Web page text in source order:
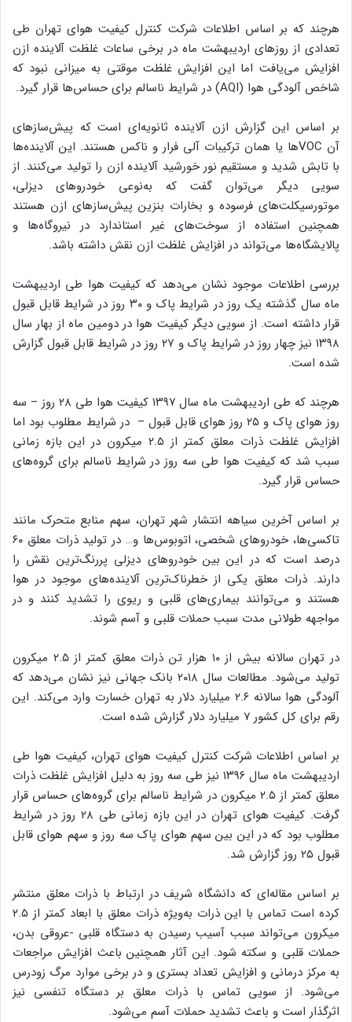
هرچند که بر اساس اطلاعات شرکت کنترل کیفیت هوای تهران طی
تعدادی از روزهای اردیبهشت ماه در برخی ساعات غلظت آلاینده ازن
افزایش می‌یافت اما این افزایش غلظت موقتی به میزانی نبود که
شاخص آلودگی هوا (AQI) در شرایط ناسالم برای حساس‌ها قرار گیرد.
بر اساس این گزارش ازن آلاینده ثانویه‌ای است که پیش‌سازهای
آن VOC‌ها یا همان ترکیبات آلی فرار و ناکس هستند. این آلاینده‌ها
با تابش شدید و مستقیم نور خورشید آلاینده ازن را تولید می‌کنند. از
سویی دیگر می‌توان گفت که به‌نوعی خودروهای دیزلی،
موتورسیکلت‌های فرسوده و بخارات بنزین پیش‌سازهای ازن هستند
همچنین استفاده از سوخت‌های غیر استاندارد در نیروگاه‌ها و
پالایشگاه‌ها می‌تواند در افزایش غلظت ازن نقش داشته باشد.
بررسی اطلاعات موجود نشان می‌دهد که کیفیت هوا طی اردیبهشت
ماه سال گذشته یک روز در شرایط پاک و ۳۰ روز در شرایط قابل قبول
قرار داشته است. از سویی دیگر کیفیت هوا در دومین ماه از بهار سال
۱۳۹۸ نیز چهار روز در شرایط پاک و ۲۷ روز در شرایط قابل قبول گزارش
شده است.
هرچند که طی اردیبهشت ماه سال ۱۳۹۷ کیفیت هوا طی ۲۸ روز – سه
روز هوای پاک و ۲۵ روز هوای قابل قبول – در شرایط مطلوب بود اما
افزایش غلظت ذرات معلق کمتر از ۲.۵ میکرون در این بازه زمانی
سبب شد که کیفیت هوا طی سه روز در شرایط ناسالم برای گروه‌های
حساس قرار گیرد.
بر اساس آخرین سیاهه انتشار شهر تهران، سهم منابع متحرک مانند
تاکسی‌ها، خودروهای شخصی، اتوبوس‌ها و… در تولید ذرات معلق ۶۰
درصد است که در این بین خودروهای دیزلی پررنگ‌ترین نقش را
دارند. ذرات معلق یکی از خطرناک‌ترین آلاینده‌های موجود در هوا
هستند و می‌توانند بیماری‌های قلبی و ریوی را تشدید کنند و در
مواجهه طولانی مدت سبب حملات قلبی و آسم شوند.
در تهران سالانه بیش از ۱۰ هزار تن ذرات معلق کمتر از ۲.۵ میکرون
تولید می‌شود. مطالعات سال ۲۰۱۸ بانک جهانی نیز نشان می‌دهد که
آلودگی هوا سالانه ۲.۶ میلیارد دلار به تهران خسارت وارد می‌کند. این
رقم برای کل کشور ۷ میلیارد دلار گزارش شده است.
بر اساس اطلاعات شرکت کنترل کیفیت هوای تهران، کیفیت هوا طی
اردیبهشت ماه سال ۱۳۹۶ نیز طی سه روز به‌ دلیل افزایش غلظت ذرات
معلق کمتر از ۲.۵ میکرون در شرایط ناسالم برای گروه‌های‌ حساس قرار
گرفت. کیفیت هوای تهران در این‌ بازه زمانی طی ۲۸ روز در شرایط
مطلوب بود که در این بین سهم هوای پاک سه روز و سهم هوای قابل
قبول ۲۵ روز گزارش شد.
بر اساس مقاله‌ای که دانشگاه شریف در ارتباط با ذرات معلق منتشر
کرده است تماس با این ذرات به‌ویژه ذرات معلق با ابعاد کمتر از ۲.۵
میکرون می‌تواند سبب آسیب رسیدن به دستگاه قلبی -عروقی بدن،
حملات قلبی و سکته شود. این آثار همچنین باعث افزایش مراجعات
به مرکز درمانی و افزایش تعداد بستری و در برخی موارد مرگ زودرس
می‌شود. از سویی تماس با ذرات معلق بر دستگاه تنفسی نیز
اثرگذار است و باعث تشدید حملات آسم می‌شود.